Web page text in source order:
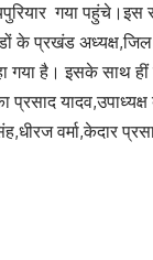
गया
प्रखंड अध्यक्ष,जिल
है। इसके साथ
यादव,उपाध्यक्ष
वर्मा,केदार